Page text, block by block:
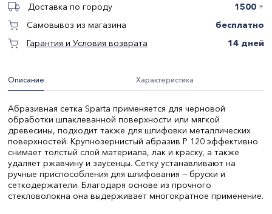
Описание Характеристика
Абразивная сетка Sparta применяется для черновой
обработки шпаклеванной поверхности или мягкой
древесины, подходит также для шлифовки металлических
поверхностей. Крупнозернистый абразив P 120 эффективно
снимает толстый слой материала, лак и краску, а также
удаляет ржавчину и заусенцы. Сетку устанавливают на
ручные приспособления для шлифования — бруски и
сеткодержатели. Благодаря основе из прочного
стекловолокна она выдерживает многократное применение.
Доставка по городу 1500 〒
Самовывоз из магазина
бесплатно
Гарантия и Условия возврата
14 дней